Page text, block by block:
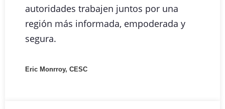
autoridades trabajen juntos por una
región más informada, empoderada y
segura.
Eric Monrroy, CESC